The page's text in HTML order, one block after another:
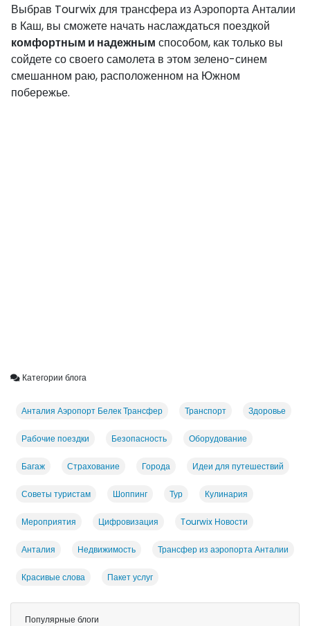
Выбрав Tourwix для трансфера из Аэропорта Анталии
в Каш, вы сможете начать наслаждаться поездкой
комфортным и надежным способом, как только вы
сойдете со своего самолета в этом зелено-синем
смешанном раю, расположенном на Южном
побережье.
Категории блога
Анталия Аэропорт Белек Трансфер Транспорт Здоровье
Рабочие поездки Безопасность Оборудование
Багаж Страхование Города Идеи для путешествий
Советы туристам Шоппинг Тур Кулинария
Мероприятия Цифровизация Tourwix Новости
Анталия Недвижимость Трансфер из аэропорта Анталии
Красивые слова Пакет услуг
Популярные блоги